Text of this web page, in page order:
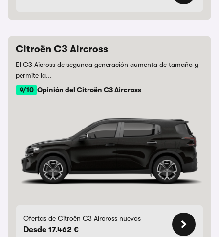
Citroën C3 Aircross
El C3 Aicross de segunda generación aumenta de tamaño y
permite la...
9/10 Opinión del Citroën C3 Aircross
Ofertas de Citroën C3 Aircross nuevos
Desde 17.462 €